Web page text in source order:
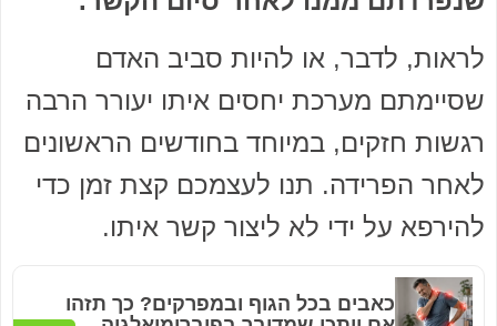
לראות, לדבר, או להיות סביב האדם
שסיימתם מערכת יחסים איתו יעורר הרבה
רגשות חזקים, במיוחד בחודשים הראשונים
לאחר הפרידה. תנו לעצמכם קצת זמן כדי
להירפא על ידי לא ליצור קשר איתו.
כאבים בכל הגוף ובמפרקים? כך תזהו